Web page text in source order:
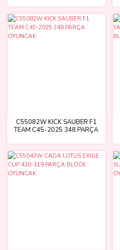
C55082W KICK SAUBER F1
TEAM C45-2025 348 PARÇA